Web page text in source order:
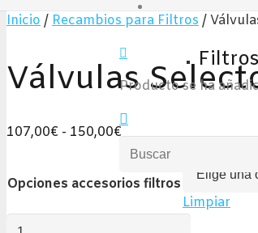
Productose ha
Inicio / Recambios para Filtros /
Válvulas
107,00€ - 150,00€
de
desde
107,00€
Opciones accesorios filtros
Limpiar
Válvulas